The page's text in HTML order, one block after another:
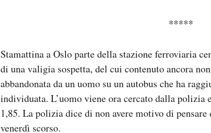
*****
Stamattina a Oslo parte della stazione ferroviaria
di una valigia sospetta, del cui contenuto ancora
abbandonata da un uomo su un autobus che ha
individuata. L’uomo viene ora cercato dalla polizia
1,85. La polizia dice di non avere motivo di
venerdì scorso.